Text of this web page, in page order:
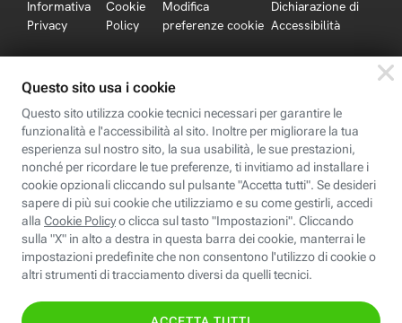
Informativa
Privacy
Cookie
Policy
Modifica
preferenze cookie
Dichiarazione di
Accessibilità